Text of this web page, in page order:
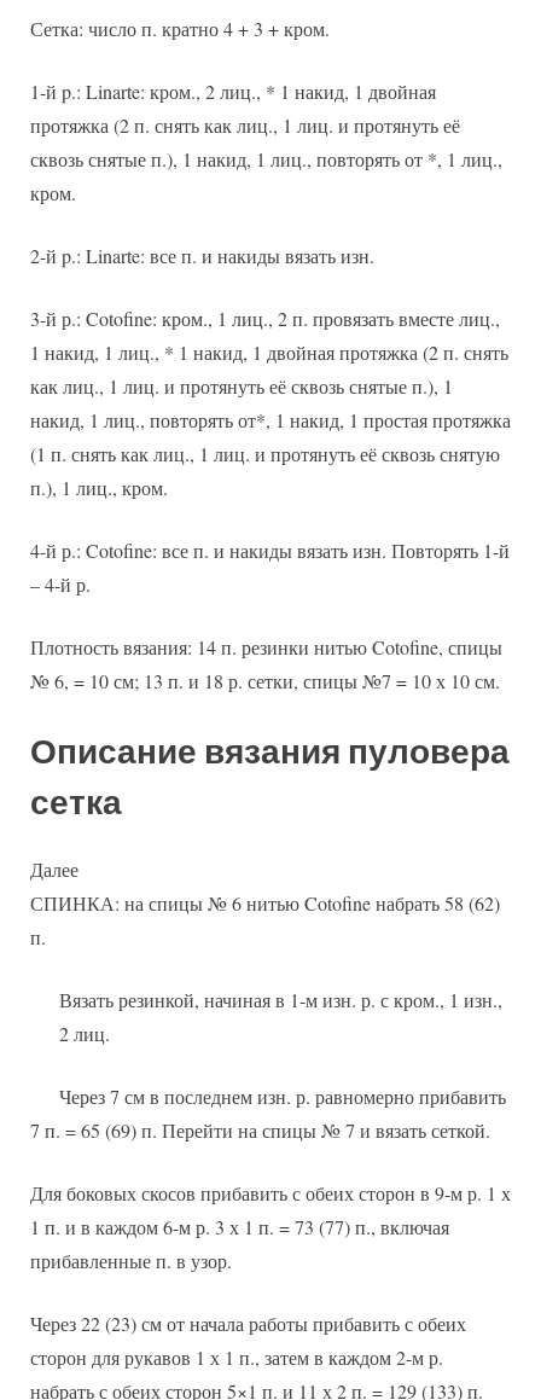
Сетка: число п. кратно 4 + 3 + кром.
1-й p.: Linarte: кром., 2 лиц., * 1 накид, 1 двойная
протяжка (2 п. снять как лиц., 1 лиц. и протянуть её
сквозь снятые п.), 1 накид, 1 лиц., повторять от *, 1 лиц.,
кром.
2-й p.: Linarte: все п. и накиды вязать изн.
3-й р.: Cotofine: кром., 1 лиц., 2 п. провязать вместе лиц.,
1 накид, 1 лиц., * 1 накид, 1 двойная протяжка (2 п. снять
как лиц., 1 лиц. и протянуть её сквозь снятые п.), 1
накид, 1 лиц., повторять от*, 1 накид, 1 простая протяжка
(1 п. снять как лиц., 1 лиц. и протянуть её сквозь снятую
п.), 1 лиц., кром.
4-й р.: Cotofine: все п. и накиды вязать изн. Повторять 1-й
– 4-й р.
Плотность вязания: 14 п. резинки нитью Cotofine, спицы
№ 6, = 10 см; 13 п. и 18 р. сетки, спицы №7 = 10 х 10 см.
Описание вязания пуловера
сетка
Далее
СПИНКА: на спицы № 6 нитью Cotofine набрать 58 (62)
п.
Вязать резинкой, начиная в 1-м изн. р. с кром., 1 изн.,
2 лиц.
Через 7 см в последнем изн. р. равномерно прибавить
7 п. = 65 (69) п. Перейти на спицы № 7 и вязать сеткой.
Для боковых скосов прибавить с обеих сторон в 9-м р. 1 х
1 п. и в каждом 6-м р. 3 х 1 п. = 73 (77) п., включая
прибавленные п. в узор.
Через 22 (23) см от начала работы прибавить с обеих
сторон для рукавов 1 х 1 п., затем в каждом 2-м р.
набрать с обеих сторон 5×1 п. и 11 х 2 п. = 129 (133) п.